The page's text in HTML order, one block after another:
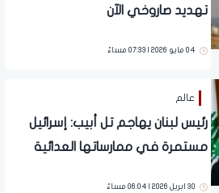
تهديد صاروخي الآن
04 مايو 2026 | 07:33 مساءً
عالم
رئيس لبنان يهاجم تل أبيب: إسرائيل
مستمرة في ممارساتها العدائية
30 ابريل 2026 | 06:04 مساءً